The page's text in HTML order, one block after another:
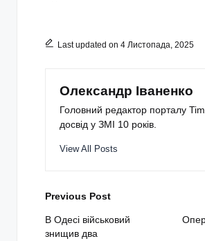
Last updated on 4 Листопада, 2025
Олександр Іваненко
Головний редактор порталу
досвід у ЗМІ 10 років.
View All Posts
Post
navigation
Previous Post
В Одесі військовий
знищив два